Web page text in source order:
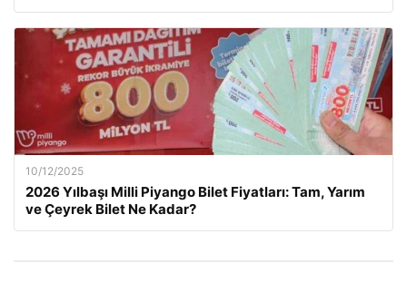
10/12/2025
2026 Yılbaşı Milli Piyango Bilet Fiyatları: Tam, Yarım
ve Çeyrek Bilet Ne Kadar?